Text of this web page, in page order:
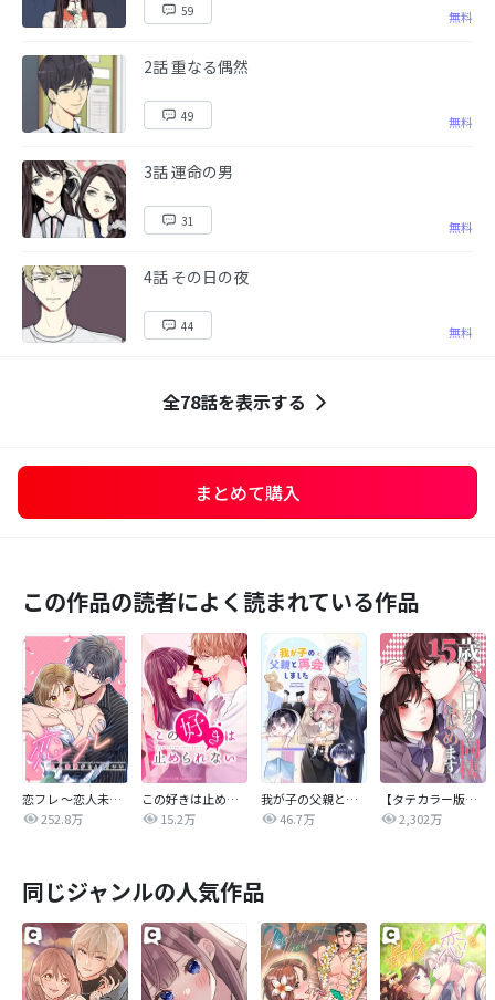
59 無料
2話 重なる偶然
49 無料
3話 運命の男
31 無料
4話 その日の夜
44 無料
全78話を表示する
まとめて購入
この作品の読者によく読まれている作品
恋フレ 〜恋人未満がちょうどいい〜
252.8万
この好きは止められない
15.2万
我が子の父親と再会しました
46.7万
【タテカラー版】15歳、今日から同棲はじめます。
2,302万
同じジャンルの人気作品